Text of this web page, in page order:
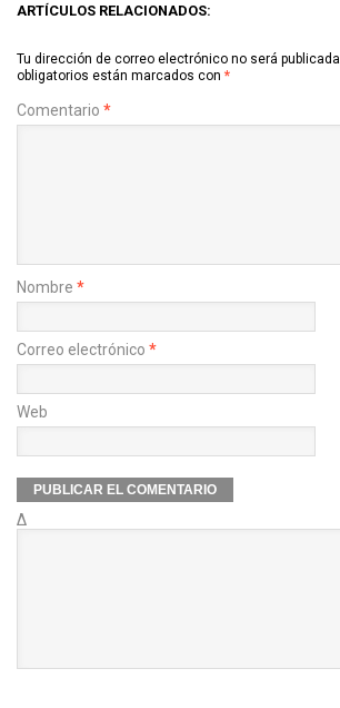
ARTÍCULOS RELACIONADOS:
Tu dirección de correo electrónico no será publicada.
obligatorios están marcados con *
Comentario *
Nombre *
Correo electrónico *
Web
Δ